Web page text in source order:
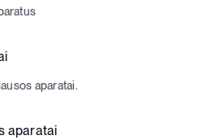
aparatai.
aparatai